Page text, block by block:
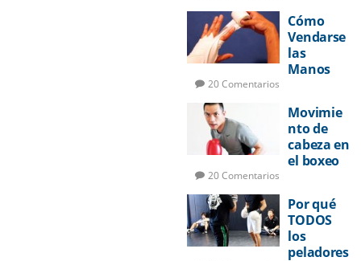
Cómo
Vendarse
las
Manos
20 Comentarios
Movimie
nto de
cabeza en
el boxeo
20 Comentarios
Por qué
TODOS
los
peladores